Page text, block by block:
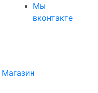
Мы
вконтакте
Магазин